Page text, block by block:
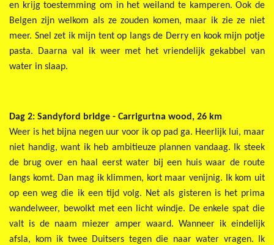
en krijg toestemming om in het weiland te kamperen. Ook de
Belgen zijn welkom als ze zouden komen, maar ik zie ze niet
meer. Snel zet ik mijn tent op langs de Derry en kook mijn potje
pasta. Daarna val ik weer met het vriendelijk gekabbel van
water in slaap.
Dag 2: Sandyford bridge - Carrigurtna wood, 26 km
Weer is het bijna negen uur voor ik op pad ga. Heerlijk lui, maar
niet handig, want ik heb ambitieuze plannen vandaag. Ik steek
de brug over en haal eerst water bij een huis waar de route
langs komt. Dan mag ik klimmen, kort maar venijnig. Ik kom uit
op een weg die ik een tijd volg. Net als gisteren is het prima
wandelweer, bewolkt met een licht windje. De enkele spat die
valt is de naam miezer amper waard. Wanneer ik eindelijk
afsla, kom ik twee Duitsers tegen die naar water vragen. Ik